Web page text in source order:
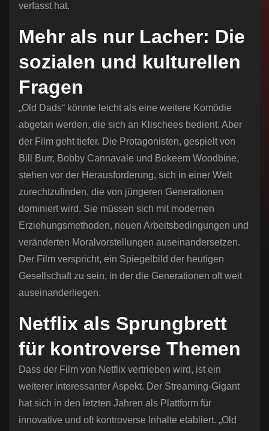
verfasst hat.
Mehr als nur Lacher: Die
sozialen und kulturellen
Fragen
„Old Dads“ könnte leicht als eine weitere Komödie
abgetan werden, die sich an Klischees bedient. Aber
der Film geht tiefer. Die Protagonisten, gespielt von
Bill Burr, Bobby Cannavale und Bokeem Woodbine,
stehen vor der Herausforderung, sich in einer Welt
zurechtzufinden, die von jüngeren Generationen
dominiert wird. Sie müssen sich mit modernen
Erziehungsmethoden, neuen Arbeitsbedingungen und
veränderten Moralvorstellungen auseinandersetzen.
Der Film verspricht, ein Spiegelbild der heutigen
Gesellschaft zu sein, in der die Generationen oft weit
auseinanderliegen.
Netflix als Sprungbrett
für kontroverse Themen
Dass der Film von Netflix vertrieben wird, ist ein
weiterer interessanter Aspekt. Der Streaming-Gigant
hat sich in den letzten Jahren als Plattform für
innovative und oft kontroverse Inhalte etabliert. „Old